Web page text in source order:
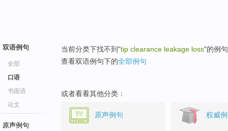
双语例句
全部
口语
书面语
论文
原声例句
当前分类下找不到"tip clearance leakage loss"的例
查看双语例句下的全部例句
或者看看其他分类：
原声例句 权威